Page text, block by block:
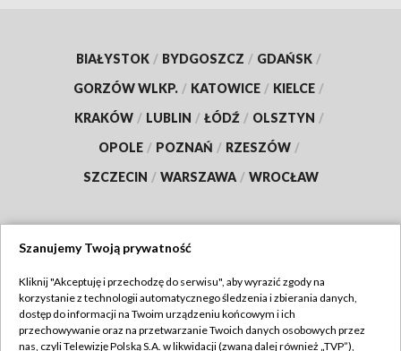
BIAŁYSTOK / BYDGOSZCZ / GDAŃSK /
GORZÓW WLKP. / KATOWICE / KIELCE /
KRAKÓW / LUBLIN / ŁÓDŹ / OLSZTYN /
OPOLE / POZNAŃ / RZESZÓW /
SZCZECIN / WARSZAWA / WROCŁAW
TVP
Abonament TVP
Regulamin TVP
Szanujemy Twoją prywatność
Kliknij "Akceptuję i przechodzę do serwisu", aby wyrazić zgody na
korzystanie z technologii automatycznego śledzenia i zbierania danych,
dostęp do informacji na Twoim urządzeniu końcowym i ich
przechowywanie oraz na przetwarzanie Twoich danych osobowych przez
nas, czyli Telewizję Polską S.A. w likwidacji (zwaną dalej również „TVP”),